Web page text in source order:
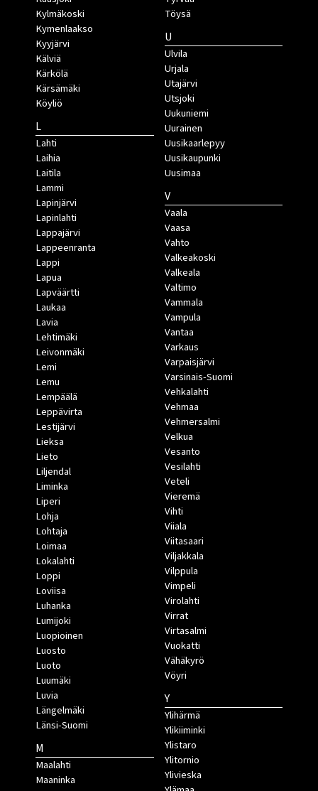
Kylmäkoski
Kymenlaakso
Kyyjärvi
Kälviä
Kärkölä
Kärsämäki
Köyliö
L
Lahti
Laihia
Laitila
Lammi
Lapinjärvi
Lapinlahti
Lappajärvi
Lappeenranta
Lappi
Lapua
Lapväärtti
Laukaa
Lavia
Lehtimäki
Leivonmäki
Lemi
Lemu
Lempäälä
Leppävirta
Lestijärvi
Lieksa
Lieto
Liljendal
Liminka
Liperi
Lohja
Lohtaja
Loimaa
Lokalahti
Loppi
Loviisa
Luhanka
Lumijoki
Luopioinen
Luosto
Luoto
Luumäki
Luvia
Längelmäki
Länsi-Suomi
M
Maalahti
Maaninka
Töysä
U
Ulvila
Urjala
Utajärvi
Utsjoki
Uukuniemi
Uurainen
Uusikaarlepyy
Uusikaupunki
Uusimaa
V
Vaala
Vaasa
Vahto
Valkeakoski
Valkeala
Valtimo
Vammala
Vampula
Vantaa
Varkaus
Varpaisjärvi
Varsinais-Suomi
Vehkalahti
Vehmaa
Vehmersalmi
Velkua
Vesanto
Vesilahti
Veteli
Vieremä
Vihti
Viiala
Viitasaari
Viljakkala
Vilppula
Vimpeli
Virolahti
Virrat
Virtasalmi
Vuokatti
Vähäkyrö
Vöyri
Y
Ylihärmä
Ylikiiminki
Ylistaro
Ylitornio
Ylivieska